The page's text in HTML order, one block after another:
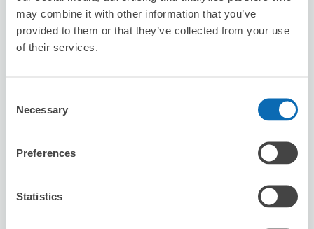
may combine it with other information that you’ve
provided to them or that they’ve collected from your use
of their services.
Selection
Necessary
Preferences
Statistics
堂吉诃德京都Avanti店
4.5★★ ★
★★ ★